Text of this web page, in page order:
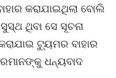
କରାଯାଇଥିଲା ବୋଲି
ଥିବା ସେ ସୂଚନା
ଟ୍ୟୁମର ବାହାର
ଧନ୍ୟବାଦ